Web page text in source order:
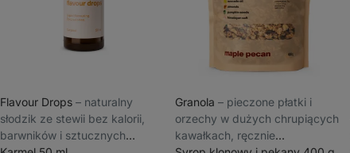
Flavour Drops ⁠–⁠ naturalny
słodzik ze stewii bez kalorii,
barwników i sztucznych
Granola⁠–⁠ pieczone płatki i
orzechy w dużych chrupiących
kawałkach, ręcznie